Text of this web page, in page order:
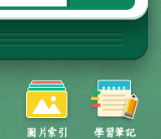
圖片索引 學習筆記